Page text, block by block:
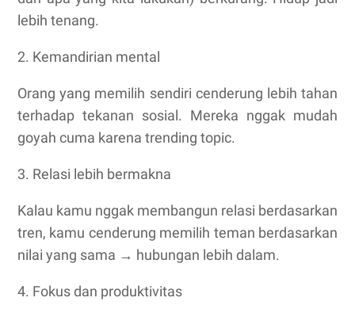
lebih tenang.
2. Kemandirian mental
Orang yang memilih sendiri cenderung lebih tahan
terhadap tekanan sosial. Mereka nggak mudah
goyah cuma karena trending topic.
3. Relasi lebih bermakna
Kalau kamu nggak membangun relasi berdasarkan
tren, kamu cenderung memilih teman berdasarkan
nilai yang sama → hubungan lebih dalam.
4. Fokus dan produktivitas